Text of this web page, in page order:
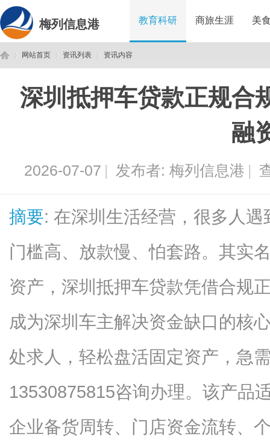
梅列信息港 教育科研 商旅生涯 美
网站首页
›
资讯列表
›
资讯内容
深圳抵押车贷款正规合
融
2026-07-07 | 发布者: 梅列信息港 |
摘要: 在深圳生活经营，很多人
门槛高、放款慢、怕套路。其实
资产，深圳抵押车贷款凭借合规
成为深圳车主解决资金缺口的核
处求人，轻松盘活固定资产，急
13530875815咨询办理。该产品
企业备货周转、门店资金流转、